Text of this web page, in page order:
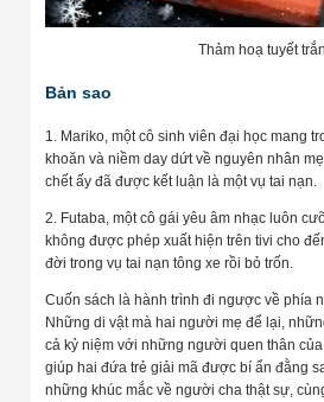
Thảm hoạ tuyết
Bản sao
1. Mariko, một cô sinh viên đại học mang
khoăn và niềm day dứt về nguyên nhân
chết ấy đã được kết luận là một vụ tai nạn.
2. Futaba, một cô gái yêu âm nhạc luôn
không được phép xuất hiện trên tivi cho
đời trong vụ tai nạn tông xe rồi bỏ trốn.
Cuốn sách là hành trình đi ngược về phía
Những di vật mà hai người mẹ để lại,
cả kỷ niệm với những người quen thân
giúp hai đứa trẻ giải mã được bí ẩn đằng
những khúc mắc về người cha thật sự,